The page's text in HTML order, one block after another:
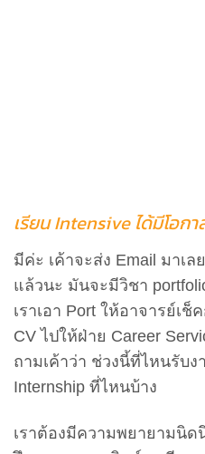
เรียน Intensive ได้มีโอก
มีค่ะ เค้าจะส่ง Email มาเ
แล้วนะ มันจะมีวิชา
เราเอา Port ให้อาจารย์เช็
CV ไปให้ฝ่าย Career
ถามเค้าว่า ช่วงนี้ที่ไหนรับ
Internship ที่ไหนบ้าง
เราต้องมีความพยายามนิ